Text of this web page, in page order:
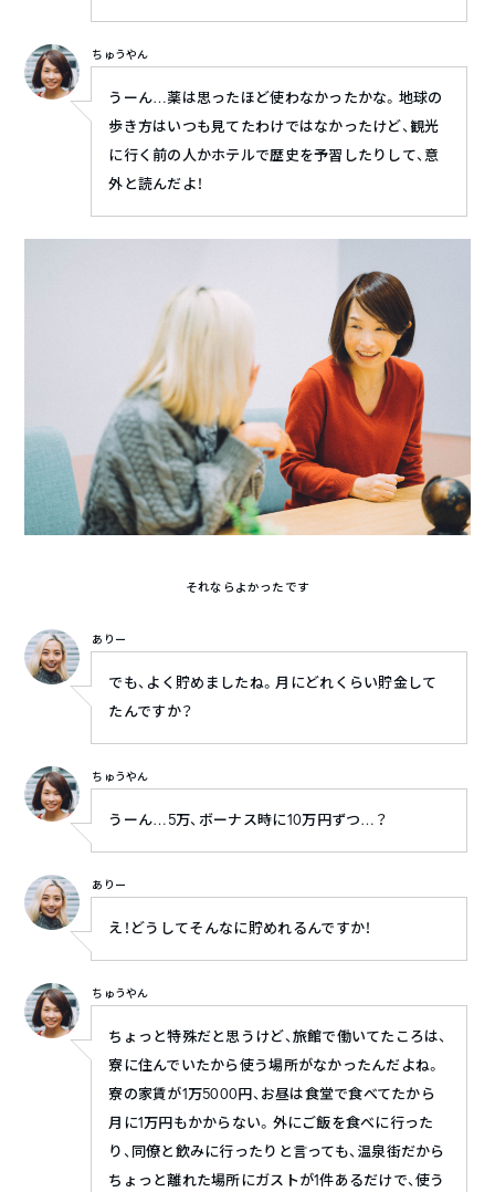
ちゅうやん
うーん…薬は思ったほど使わなかったかな。地球の
歩き方はいつも見てたわけではなかったけど、観光
に行く前の人かホテルで歴史を予習したりして、意
外と読んだよ！
それならよかったです
ありー
でも、よく貯めましたね。月にどれくらい貯金して
たんですか？
ちゅうやん
うーん…5万、ボーナス時に10万円ずつ…？
ありー
え！どうしてそんなに貯めれるんですか！
ちゅうやん
ちょっと特殊だと思うけど、旅館で働いてたころは、
寮に住んでいたから使う場所がなかったんだよね。
寮の家賃が1万5000円、お昼は食堂で食べてたから
月に1万円もかからない。外にご飯を食べに行った
り、同僚と飲みに行ったりと言っても、温泉街だから
ちょっと離れた場所にガストが1件あるだけで、使う